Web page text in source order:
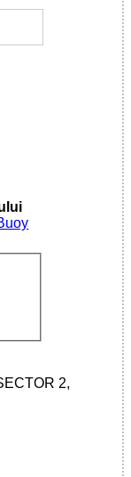
2,